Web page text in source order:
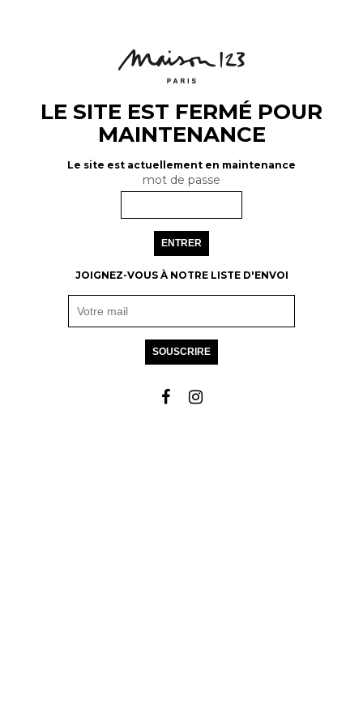
LE SITE EST FERMÉ POUR
MAINTENANCE
Le site est actuellement en maintenance
mot de passe
ENTRER
JOIGNEZ-VOUS À NOTRE LISTE D'ENVOI
SOUSCRIRE